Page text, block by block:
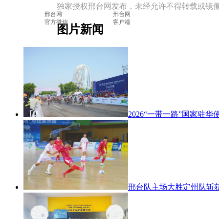
			邢台网
			客户端
独家授权邢台网发布，未经允许不得转载或镜像
图片新闻
2026“一带一路”国家驻华
邢台队主场大胜定州队斩